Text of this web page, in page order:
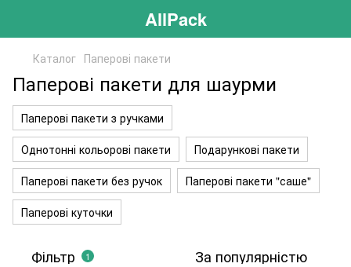
AllPack
Каталог Паперові пакети
Паперові пакети для шаурми
Паперові пакети з ручками
Однотонні кольорові пакети
Подарункові пакети
Паперові пакети без ручок
Паперові пакети "саше"
Паперові куточки
Фільтр 1 За популярністю